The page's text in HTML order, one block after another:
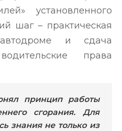
установленного
шаг – практическая
и сдача
права
принцип работы
сгорания. Для
знания не только из